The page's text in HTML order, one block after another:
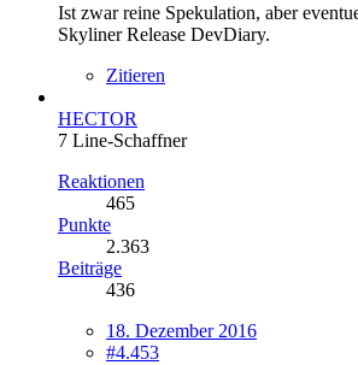
Ist zwar reine Spekulation, aber
Skyliner Release DevDiary.
Zitieren
HECTOR
7 Line-Schaffner
Reaktionen
465
Punkte
2.363
Beiträge
436
18. Dezember 2016
#4.453